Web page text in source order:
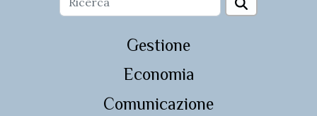
Gestione
Economia
Comunicazione